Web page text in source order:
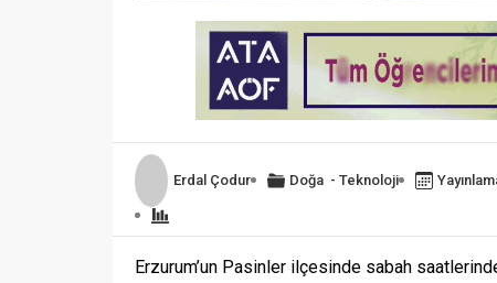
Erdal Çodur Doğa - Teknoloji
Erzurum’un Pasinler ilçesinde sabah